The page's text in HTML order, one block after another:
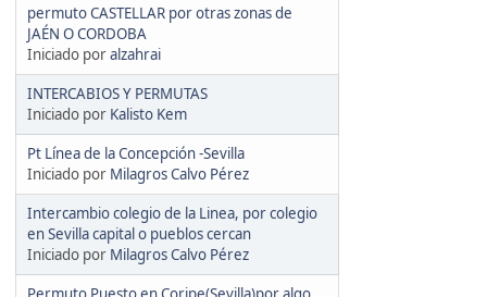
permuto CASTELLAR por otras zonas de
JAÉN O CORDOBA
Iniciado poralzahrai
INTERCABIOS Y PERMUTAS
Iniciado por Kalisto Kem
Pt Línea de la Concepción -Sevilla
Iniciado por Milagros Calvo Pérez
Intercambio colegio de la Linea, por colegio
en Sevilla capital o pueblos cercan
Iniciado por Milagros Calvo Pérez